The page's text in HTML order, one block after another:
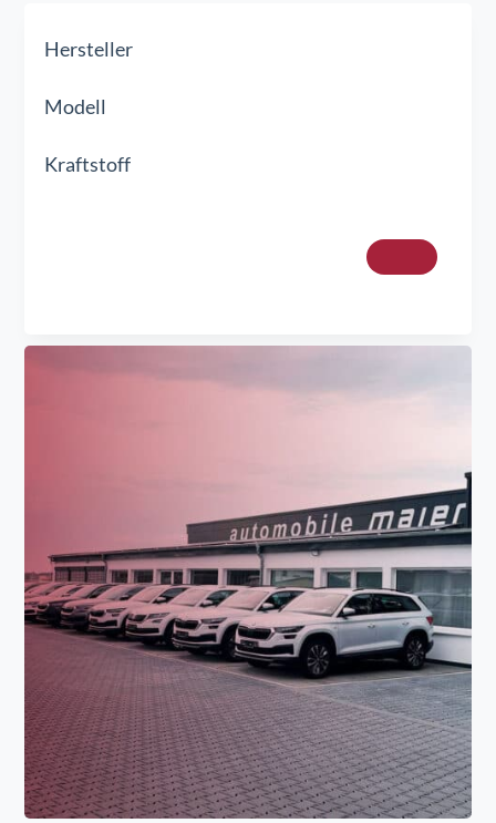
Hersteller
Modell
Kraftstoff